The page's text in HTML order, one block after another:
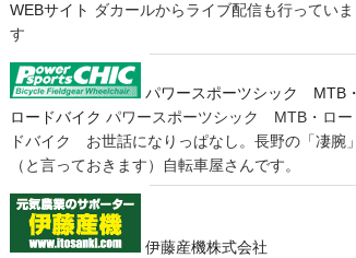
WEBサイト ダカールからライブ配信も行っていま
す
パワースポーツシック MTB・
ロードバイク パワースポーツシック MTB・ロー
ドバイク お世話になりっぱなし。長野の「凄腕」
（と言っておきます）自転車屋さんです。
伊藤産機株式会社